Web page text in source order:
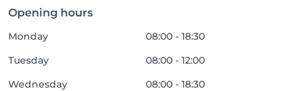
Opening hours
Monday
08:00 - 18:30
Tuesday
08:00 - 12:00
Wednesday
08:00 - 18:30